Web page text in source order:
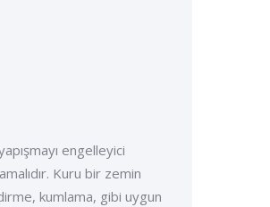
engelleyici
Kuru bir zemin
kumlama, gibi uygun